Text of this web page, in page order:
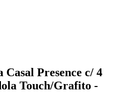
Casal Presence c/ 4
Touch/Grafito -